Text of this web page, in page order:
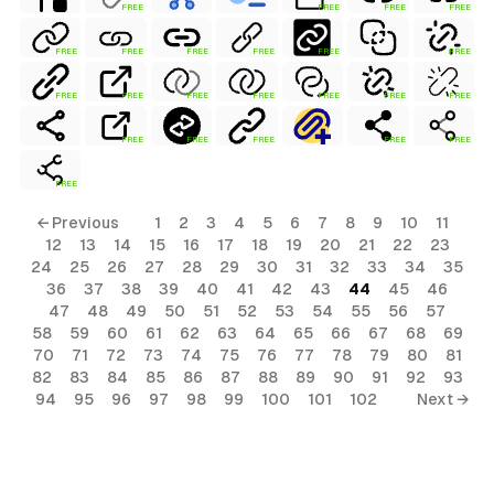
FREE FREE FREE FREE
FREE FREE FREE FREE FREE FREE
FREE FREE FREE FREE FREE FREE FREE
FREE FREE FREE FREE FREE
FREE
← Previous 1 2 3 4 5 6 7 8 9 10
11
12
13 14 15 16 17 18 19 20 21 22
23
24
25 26 27 28 29 30 31 32 33 34
35
36
37 38 39 40 41 42 43 44 45
46
47
48 49 50 51 52 53 54 55 56
57
58
59 60 61 62 63 64 65 66 67 68
69
70
71 72 73 74 75 76 77 78 79 80
81
82
83 84 85 86 87 88 89 90 91 92
93
94
95 96 97 98 99 100 101 102 Next →